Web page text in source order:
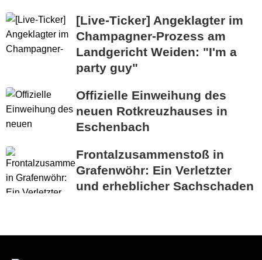
[Live-Ticker] Angeklagter im
Champagner-Prozess am
Landgericht Weiden: "I'm a
party guy"
Offizielle Einweihung des
neuen Rotkreuzhauses in
Eschenbach
Frontalzusammenstoß in
Grafenwöhr: Ein Verletzter
und erheblicher Sachschaden